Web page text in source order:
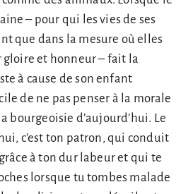
– pour qui les vies de ses
que dans la mesure où elles
et honneur – fait la
à cause de son enfant
de ne pas penser à la morale
bourgeoisie d’aujourd’hui. Le
c’est ton patron, qui conduit
à ton dur labeur et qui te
lorsque tu tombes malade